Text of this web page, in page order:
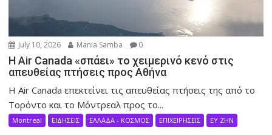
July 10, 2026 Mania Samba 0
Η Air Canada «σπάει» το χειμερινό κενό στις
απευθείας πτήσεις προς Αθήνα
Η Air Canada επεκτείνει τις απευθείας πτήσεις της από το
Τορόντο και το Μόντρεαλ προς το...
Montreal ΕΙΔΗΣΕΙΣ ΕΛΛΑΔΑ - ΚΟΣΜΟΣ ΕΠΙΧΕΙΡΗΣΕΙΣ ΕΥ ΖΗΝ